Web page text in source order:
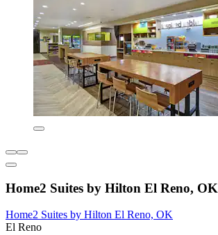
Home2 Suites by Hilton El Reno, OK
Home2 Suites by Hilton El Reno, OK
El Reno